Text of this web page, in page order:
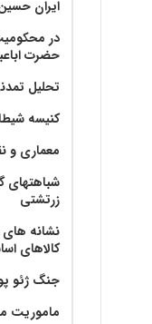
ایران
در
حضرت
تحلیل
کنیسه
معماری و
شباهتهای
زرتشتی
نشانه های
کالاهای
جنگ ژئو
ماموریت